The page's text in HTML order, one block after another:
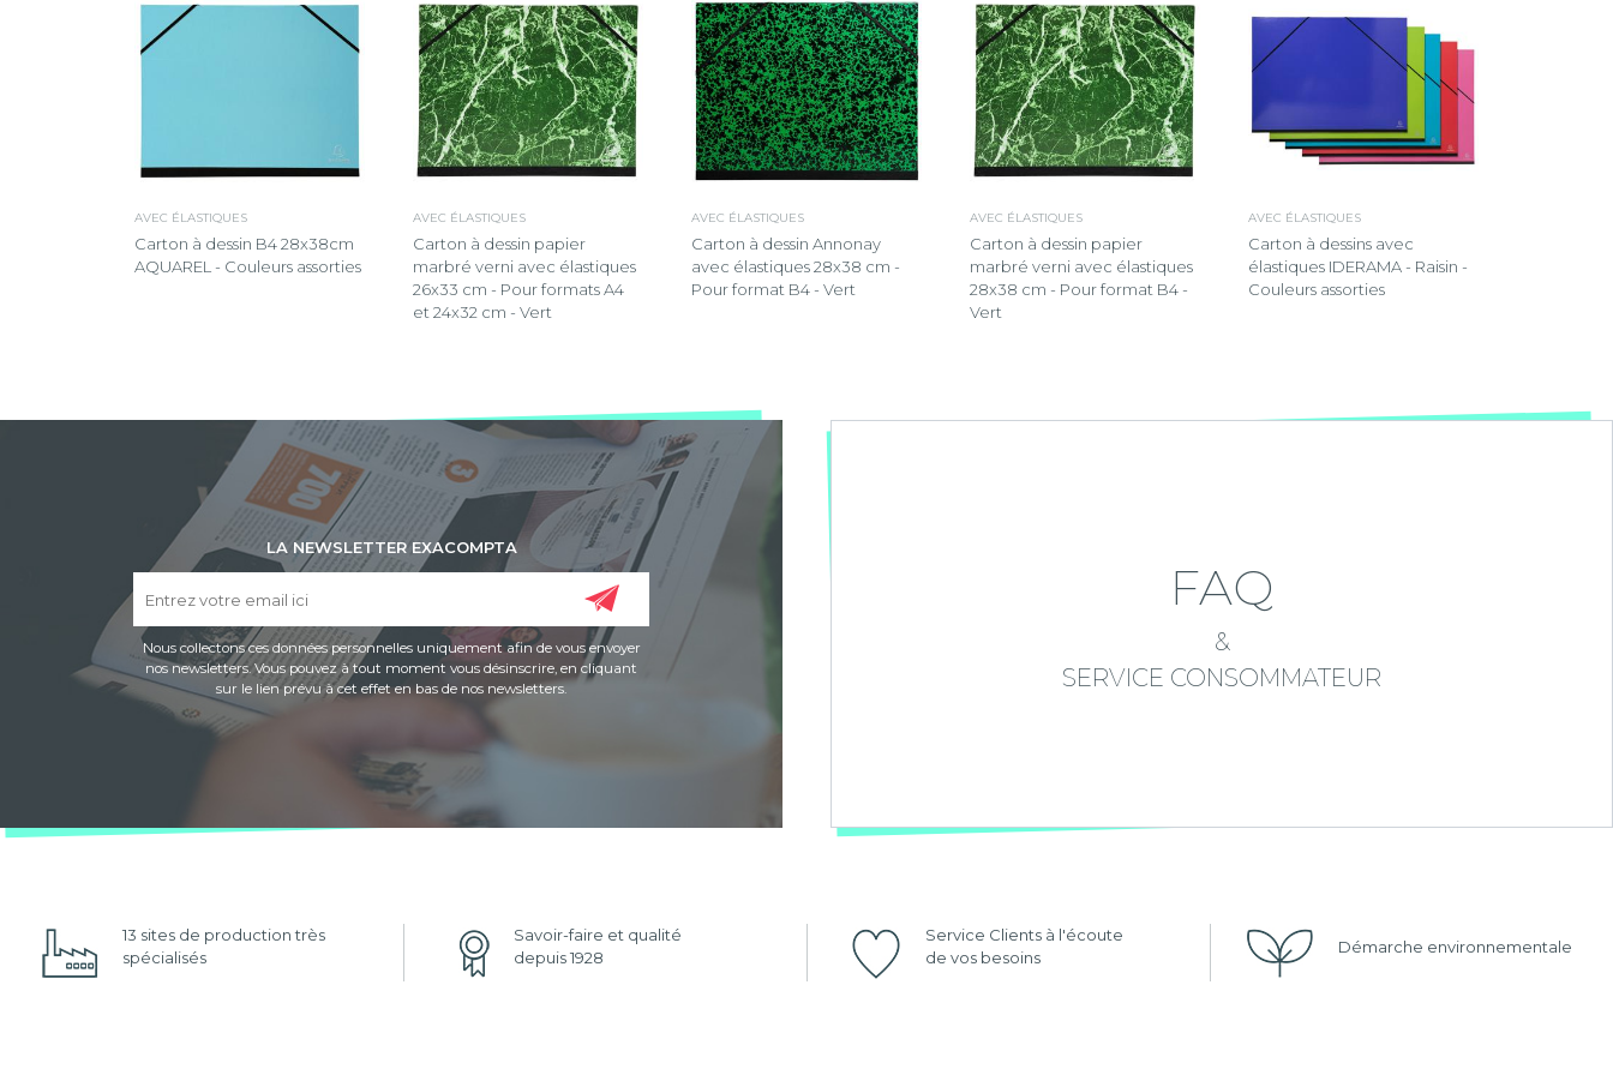
AVEC ÉLASTIQUES
Carton à dessin B4 28x38cm
AQUAREL - Couleurs assorties
AVEC ÉLASTIQUES
Carton à dessin papier
marbré verni avec élastiques
26x33 cm - Pour formats A4
et 24x32 cm - Vert
AVEC ÉLASTIQUES
Carton à dessin Annonay
avec élastiques 28x38 cm -
Pour format B4 - Vert
AVEC ÉLASTIQUES
Carton à dessin papier
marbré verni avec élastiques
28x38 cm - Pour format B4 -
Vert
AVEC ÉLASTIQUES
Carton à dessins avec
élastiques IDERAMA - Raisin -
Couleurs assorties
LA NEWSLETTER EXACOMPTA
Nous collectons ces données personnelles uniquement afin de vous envoyer
nos newsletters. Vous pouvez à tout moment vous désinscrire, en cliquant
sur le lien prévu à cet effet en bas de nos newsletters.
FAQ
&
SERVICE CONSOMMATEUR
13 sites de production très
spécialisés
Savoir-faire et qualité
depuis 1928
Service Clients à l'écoute
de vos besoins
Démarche environnementale